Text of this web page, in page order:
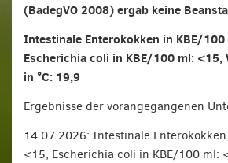
(BadegVO 2008) ergab keine
Intestinale Enterokokken in KBE/
Escherichia coli in KBE/100 ml: <15,
in °C: 19,9
Ergebnisse der vorangegangenen
14.07.2026: Intestinale
<15, Escherichia coli in KBE/100 ml: